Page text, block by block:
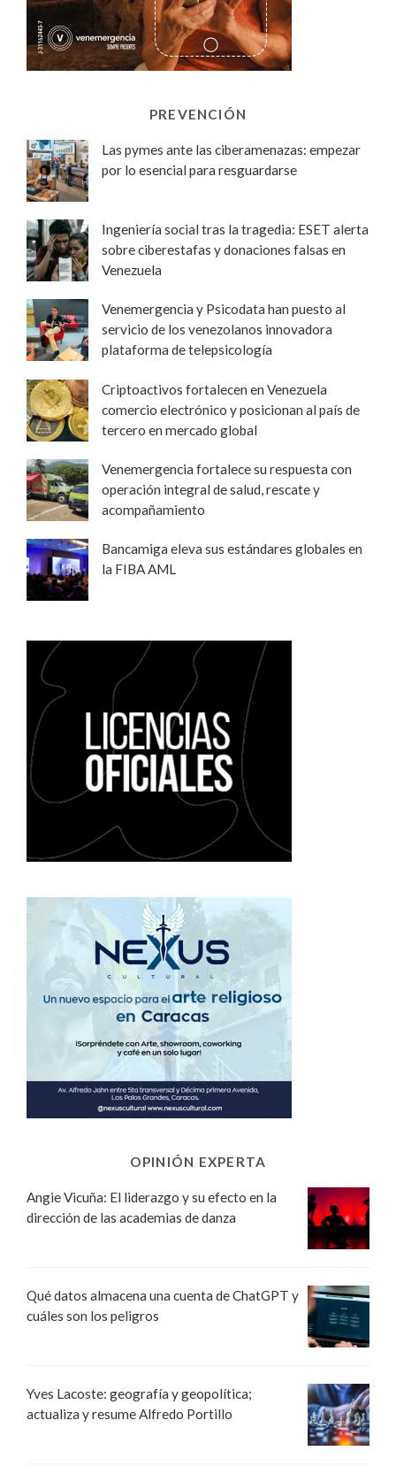
PREVENCIÓN
Las pymes ante las ciberamenazas: empezar
por lo esencial para resguardarse
Ingeniería social tras la tragedia: ESET alerta
sobre ciberestafas y donaciones falsas en
Venezuela
Venemergencia y Psicodata han puesto al
servicio de los venezolanos innovadora
plataforma de telepsicología
Criptoactivos fortalecen en Venezuela
comercio electrónico y posicionan al país de
tercero en mercado global
Venemergencia fortalece su respuesta con
operación integral de salud, rescate y
acompañamiento
Bancamiga eleva sus estándares globales en
la FIBA AML
OPINIÓN EXPERTA
Angie Vicuña: El liderazgo y su efecto en la
dirección de las academias de danza
Qué datos almacena una cuenta de ChatGPT y
cuáles son los peligros
Yves Lacoste: geografía y geopolítica;
actualiza y resume Alfredo Portillo